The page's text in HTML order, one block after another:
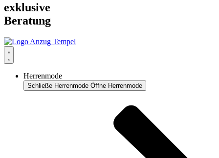
exklusive
Beratung
Herrenmode
Schließe Herrenmode Öffne Herrenmode